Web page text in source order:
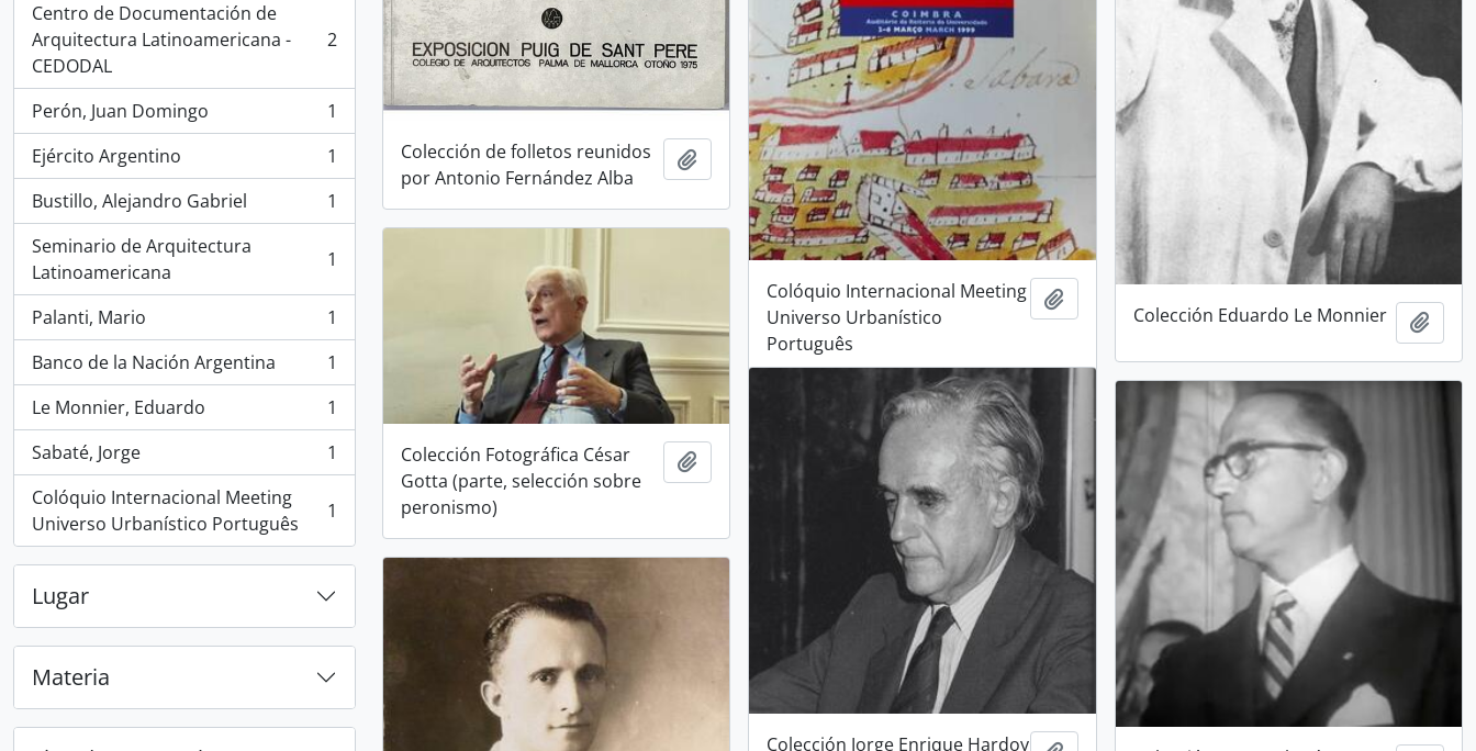
Centro de Documentación de
Arquitectura Latinoamericana -
CEDODAL
, 2 resultados 2
Perón, Juan Domingo
, 1 resultados
1
Ejército Argentino
, 1 resultados
1
Bustillo, Alejandro Gabriel
, 1 resultados
1
Seminario de Arquitectura
Latinoamericana
, 1 resultados 1
Palanti, Mario
, 1 resultados
1
Banco de la Nación Argentina
, 1 resultados
1
Le Monnier, Eduardo
, 1 resultados
1
Sabaté, Jorge
, 1 resultados
1
Colóquio Internacional Meeting
Universo Urbanístico Português
, 1 resultados 1
Lugar
Materia
Colóquio Internacional Meeting
Universo Urbanístico
Português
Añadir al portapapeles
Colección de folletos reunidos
por Antonio Fernández Alba
Añadir al portapapeles
Colección Eduardo Le Monnier
Colección Fotográfica César
Gotta (parte, selección sobre
peronismo)
Añadir al portapapeles
Colección Jorge Enrique Hardoy